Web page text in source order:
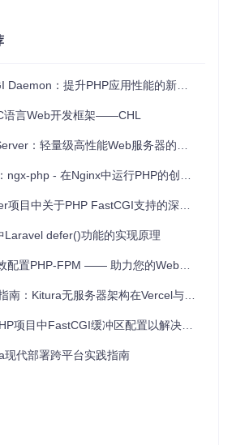
杂Web应用程序的后端处理引擎，负责
型任务。
读写操作，也支持复杂的查询和事务处
现代特性，优化了内存管理和多线程
设计和丰富的文档，降低了学习曲线，
同的Web服务器和操作系统，具备良好
新和维护，作者鼓励反馈和贡献，促进
中的指南进行编译安装。同时，提供的
：提升PHP应用性能的新选择
语言Web开发框架——CHL
：轻量级高性能Web服务器的未来
php - 在Nginx中运行PHP的创新解决方案
目中关于PHP FastCGI支持的深入解析
Laravel defer()功能的实现原理
PHP-FPM —— 助力您的Web服务飞速提升
Kitura无服务器架构在Vercel与Netlify的实现方案
目中FastCGI缓冲区配置以解决大请求头问题
现代部署跨平台实践指南